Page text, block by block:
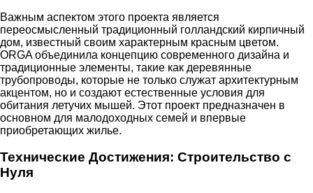
Важным аспектом этого проекта является
переосмысленный традиционный голландский кирпичный
дом, известный своим характерным красным цветом.
ORGA объединила концепцию современного дизайна и
традиционные элементы, такие как деревянные
трубопроводы, которые не только служат архитектурным
акцентом, но и создают естественные условия для
обитания летучих мышей. Этот проект предназначен в
основном для малодоходных семей и впервые
приобретающих жилье.
Технические Достижения: Строительство с
Нуля